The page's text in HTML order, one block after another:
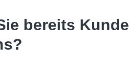
bereits Kunde